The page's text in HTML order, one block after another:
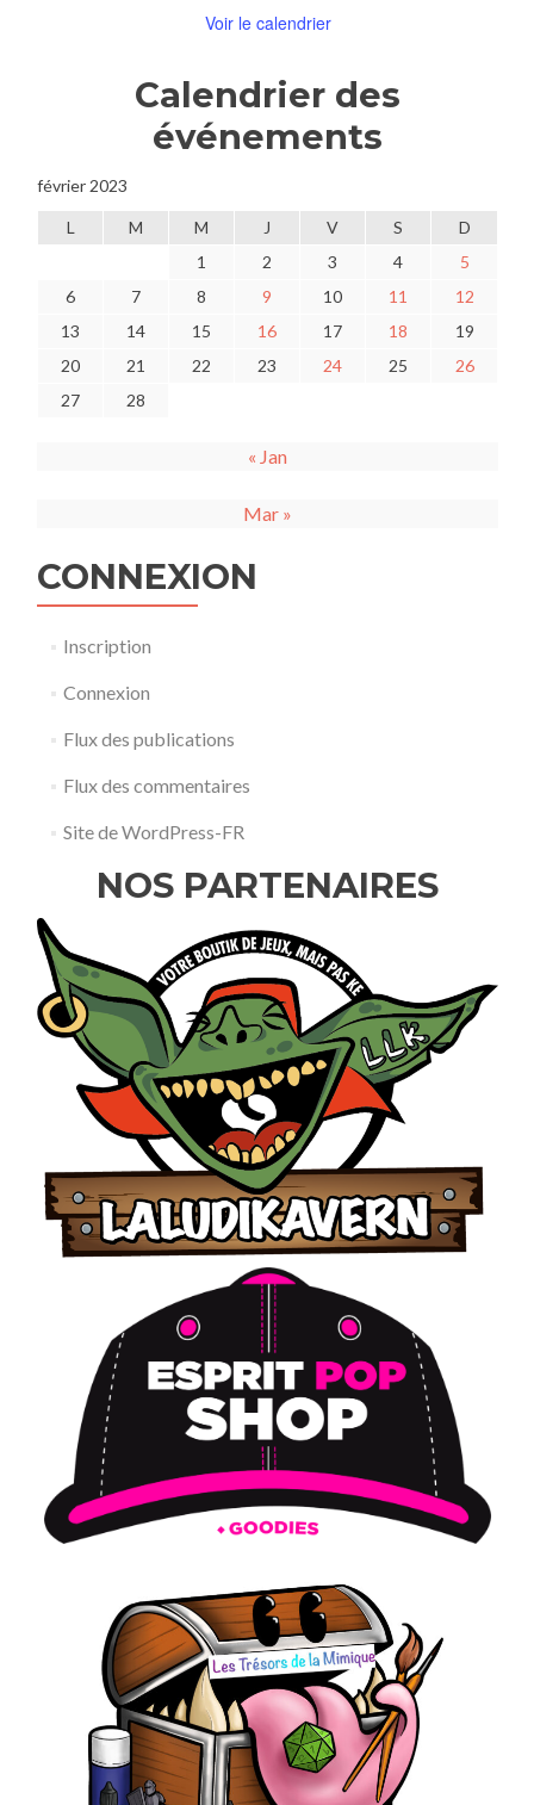
Voir le calendrier
Calendrier des
événements
février 2023
L M M J V S
D
1
2 3 4
5
6
7 8 9 10 11
12
13
14 15 16 17 18
19
20
21 22 23 24 25
26
27
28
« Jan
Mar »
CONNEXION
Inscription
Connexion
Flux des publications
Flux des commentaires
Site de WordPress-FR
NOS PARTENAIRES